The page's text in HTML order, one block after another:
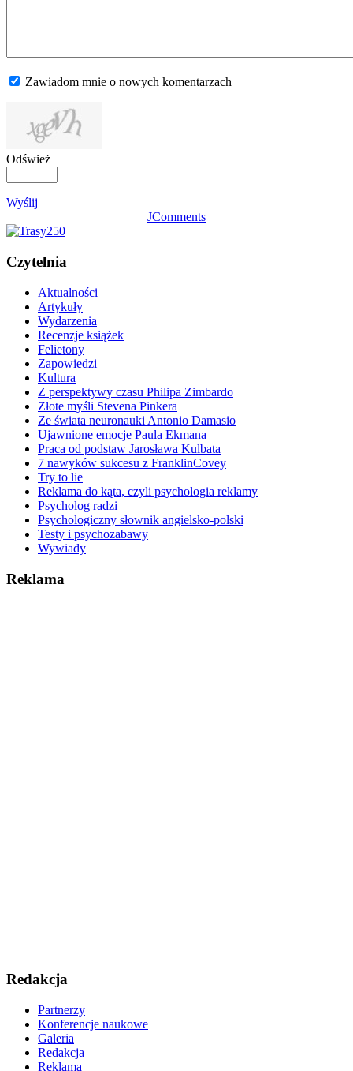
Zawiadom mnie o nowych komentarzach
Odśwież
Wyślij
JComments
Czytelnia
Aktualności
Artykuły
Wydarzenia
Recenzje książek
Felietony
Zapowiedzi
Kultura
Z perspektywy czasu Philipa Zimbardo
Złote myśli Stevena Pinkera
Ze świata neuronauki Antonio Damasio
Ujawnione emocje Paula Ekmana
Praca od podstaw Jarosława Kulbata
7 nawyków sukcesu z FranklinCovey
Try to lie
Reklama do kąta, czyli psychologia reklamy
Psycholog radzi
Psychologiczny słownik angielsko-polski
Testy i psychozabawy
Wywiady
Reklama
Redakcja
Partnerzy
Konferencje naukowe
Galeria
Redakcja
Reklama